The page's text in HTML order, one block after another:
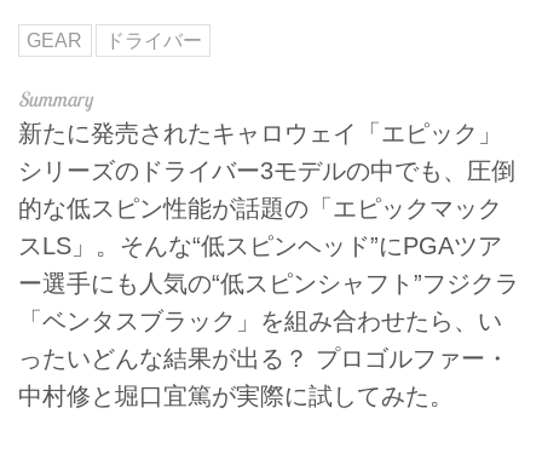
GEAR ドライバー
新たに発売されたキャロウェイ「エピック」
シリーズのドライバー3モデルの中でも、圧倒
的な低スピン性能が話題の「エピックマック
スLS」。そんな“低スピンヘッド”にPGAツア
ー選手にも人気の“低スピンシャフト”フジクラ
「ベンタスブラック」を組み合わせたら、い
ったいどんな結果が出る？ プロゴルファー・
中村修と堀口宜篤が実際に試してみた。